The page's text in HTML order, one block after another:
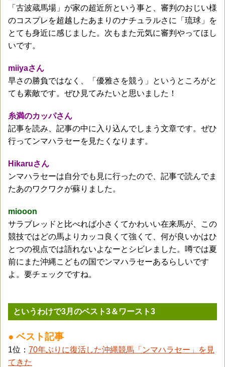
「古波蔵馬場」が家の超近所という事と、審判のおじい様
のコスプレを超越したあまりのナチュラルさに「琉球」を
とても身近に感じました。次もまた元気に審判やってほし
いです。
miiyaさん
早さの勝負ではなく、「優雅さを競う」というところがと
ても素敵です。ぜひ見てみたいと思いました！
糸満のカッパさん
記事を読み、記事の中に入り込んでしまう文章です。ぜひ
行ってンマハラセーを見たくなります。
Hikaruさん
ンマハラセーは自分でも見に行ったので、記事で読んでま
たあのワクワクが蘇りました。
miooon
サラブレッドと比べれば小さくてかわいい在来馬が、この
競技ではどの馬よりカッコ良くて強くて、何が良いかはひ
とつの視点では語れないよなーとシビレました。噂では夏
前にまた沖縄こどもの国でンマハラセーあるらしいです
よ。要チェックですね。
というわけで3月のベスト3＆ワースト3
● ベスト記事
1位： 70年ぶりに復活した沖縄競馬「ンマハラセー」を見
てきた